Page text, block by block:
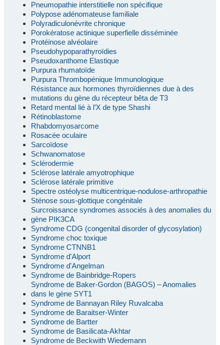
Pneumopathie interstitielle non spécifique
Polypose adénomateuse familiale
Polyradiculonévrite chronique
Porokératose actinique superfielle disséminée
Protéinose alvéolaire
Pseudohypoparathyroïdies
Pseudoxanthome Elastique
Purpura rhumatoïde
Purpura Thrombopénique Immunologique
Résistance aux hormones thyroïdiennes due à des
mutations du gène du récepteur bêta de T3
Retard mental lié à l’X de type Shashi
Rétinoblastome
Rhabdomyosarcome
Rosacée oculaire
Sarcoïdose
Schwanomatose
Sclérodermie
Sclérose latérale amyotrophique
Sclérose latérale primitive
Spectre ostéolyse multicentrique-nodulose-arthropathie
Sténose sous-glottique congénitale
Surcroissance syndromes associés à des anomalies du
gène PIK3CA
Syndrome CDG (congenital disorder of glycosylation)
Syndrome choc toxique
Syndrome CTNNB1
Syndrome d'Alport
Syndrome d'Angelman
Syndrome de Bainbridge-Ropers
Syndrome de Baker-Gordon (BAGOS) – Anomalies
dans le gène SYT1
Syndrome de Bannayan Riley Ruvalcaba
Syndrome de Baraitser-Winter
Syndrome de Bartter
Syndrome de Basilicata-Akhtar
Syndrome de Beckwith Wiedemann